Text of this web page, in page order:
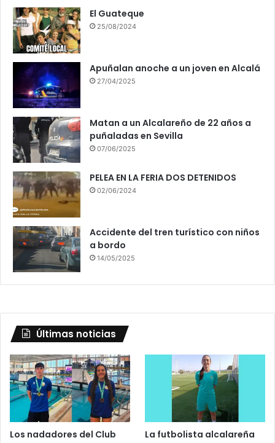
El Guateque
25/08/2024
Apuñalan anoche a un joven en Alcalá
27/04/2025
Matan a un Alcalareño de 22 años a
puñaladas en Sevilla
07/06/2025
PELEA EN LA FERIA DOS DETENIDOS
02/06/2024
Accidente del tren turístico con niños
a bordo
14/05/2025
Últimas noticias
Los nadadores del Club
La futbolista alcalareña